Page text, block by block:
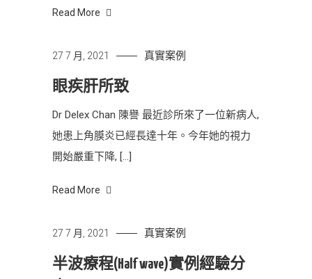
Read More
27 7 月, 2021 真實案例
眼疾肝所致
Dr Delex Chan 陳譽 最近診所來了一位新病人,
她患上角膜炎已經長達十年。今年她的視力
開始嚴重下降, […]
Read More
27 7 月, 2021 真實案例
半波療程(Half wave)實例經驗分